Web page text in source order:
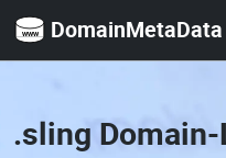
DomainMetaData
.sling